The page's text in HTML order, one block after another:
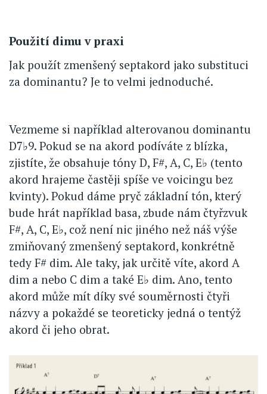
Použití dimu v praxi
Jak použít zmenšený septakord jako substituci
za dominantu? Je to velmi jednoduché.
Vezmeme si například alterovanou dominantu
D7♭9. Pokud se na akord podíváte z blízka,
zjistíte, že obsahuje tóny D, F#, A, C, E♭ (tento
akord hrajeme častěji spíše ve voicingu bez
kvinty). Pokud dáme pryč základní tón, který
bude hrát například basa, zbude nám čtyřzvuk
F#, A, C, E♭, což není nic jiného než náš výše
zmiňovaný zmenšený septakord, konkrétně
tedy F# dim. Ale taky, jak určitě víte, akord A
dim a nebo C dim a také E♭ dim. Ano, tento
akord může mít díky své souměrnosti čtyři
názvy a pokaždé se teoreticky jedná o tentýž
akord či jeho obrat.